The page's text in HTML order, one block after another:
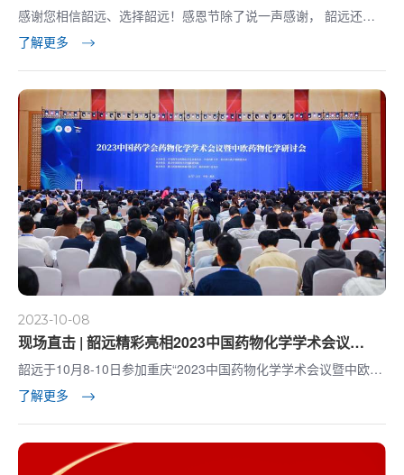
感谢您相信韶远、选择韶远！感恩节除了说一声感谢， 韶远还为
您准备了暖心礼品。
了解更多
2023-10-08
现场直击 | 韶远精彩亮相2023中国药物化学学术会议
（CMCS2023）
韶远于10月8-10日参加重庆“2023中国药物化学学术会议暨中欧药
物化学研讨会”，展位号32。
了解更多